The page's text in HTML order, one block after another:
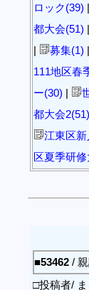
ロック(39) |
都大会(51) |
|
募集(1) |
111地区春
ー(30) |
都大会2(51)
江東区新
区夏季研
■53462/ 親
□投稿者/